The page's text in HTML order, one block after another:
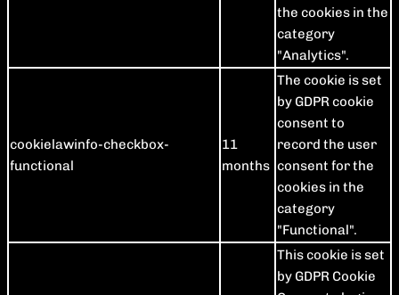
the cookies in the
category
"Analytics".
cookielawinfo-checkbox-
functional
11
months
The cookie is set
by GDPR cookie
consent to
record the user
consent for the
cookies in the
category
"Functional".
This cookie is set
by GDPR Cookie